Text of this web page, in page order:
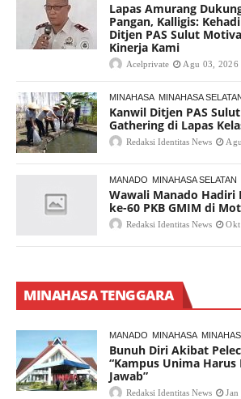
Lapas Amurang
Pangan, Kalligis:
Ditjen PAS Sulut
Kinerja Kami
Acelprivate Agu 03, 2026
MINAHASA MINAHASA
Kanwil Ditjen PAS
Gathering di Lapas
Redaksi Identitas News
MANADO MINAHASA SELATAN
Wawali Manado Hadiri
ke-60 PKB GMIM di
Redaksi Identitas News
MINAHASA TENGGARA
MANADO MINAHASA
Bunuh Diri Akibat
“Kampus Unima Harus
Jawab”
Redaksi Identitas News